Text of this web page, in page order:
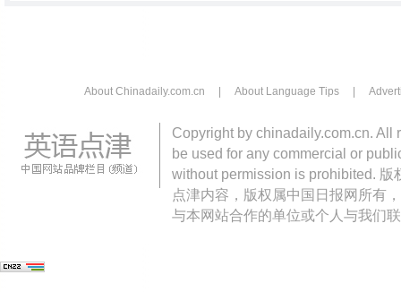
About Chinadaily.com.cn About Language Tips
Copyright by chinadaily.com.cn. All
be used for any commercial or
without permission is prohibited.
点津内容，版权属中国日报网所有
与本网站合作的单位或个人与我们